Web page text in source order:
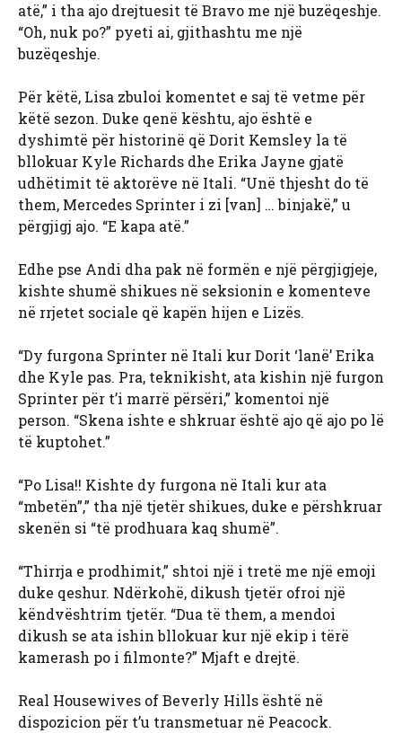
atë,” i tha ajo drejtuesit të Bravo me një buzëqeshje.
“Oh, nuk po?” pyeti ai, gjithashtu me një
buzëqeshje.
Për këtë, Lisa zbuloi komentet e saj të vetme për
këtë sezon. Duke qenë kështu, ajo është e
dyshimtë për historinë që Dorit Kemsley la të
bllokuar Kyle Richards dhe Erika Jayne gjatë
udhëtimit të aktorëve në Itali. “Unë thjesht do të
them, Mercedes Sprinter i zi [van] … binjakë,” u
përgjigj ajo. “E kapa atë.”
Edhe pse Andi dha pak në formën e një përgjigjeje,
kishte shumë shikues në seksionin e komenteve
në rrjetet sociale që kapën hijen e Lizës.
“Dy furgona Sprinter në Itali kur Dorit ‘lanë’ Erika
dhe Kyle pas. Pra, teknikisht, ata kishin një furgon
Sprinter për t’i marrë përsëri,” komentoi një
person. “Skena ishte e shkruar është ajo që ajo po lë
të kuptohet.”
“Po Lisa!! Kishte dy furgona në Itali kur ata
“mbetën”,” tha një tjetër shikues, duke e përshkruar
skenën si “të prodhuara kaq shumë”.
“Thirrja e prodhimit,” shtoi një i tretë me një emoji
duke qeshur. Ndërkohë, dikush tjetër ofroi një
këndvështrim tjetër. “Dua të them, a mendoi
dikush se ata ishin bllokuar kur një ekip i tërë
kamerash po i filmonte?” Mjaft e drejtë.
Real Housewives of Beverly Hills është në
dispozicion për t’u transmetuar në Peacock.